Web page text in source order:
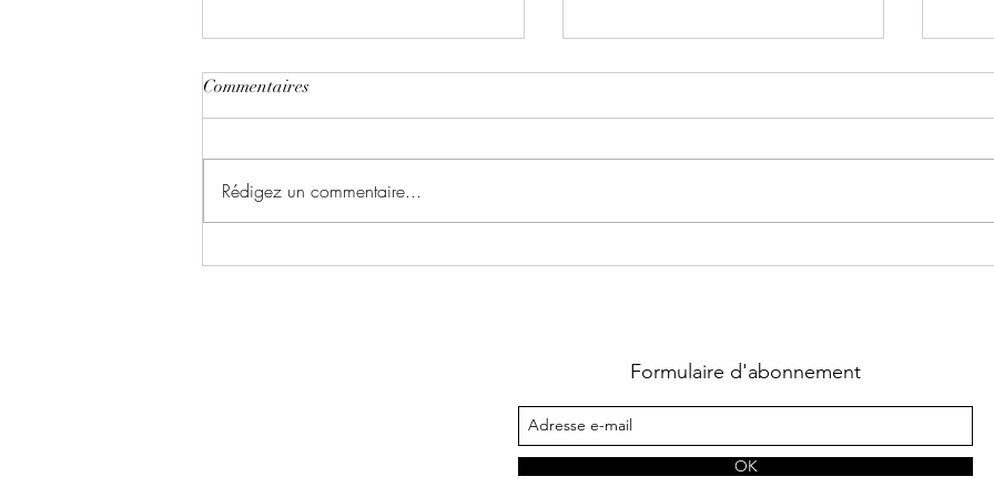
Commentaires
Rédigez un commentaire...
Formulaire d'abonnement
OK